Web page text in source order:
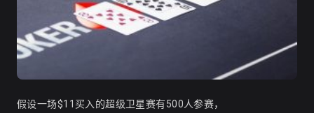
假设一场$11买入的超级卫星赛有500人参赛，